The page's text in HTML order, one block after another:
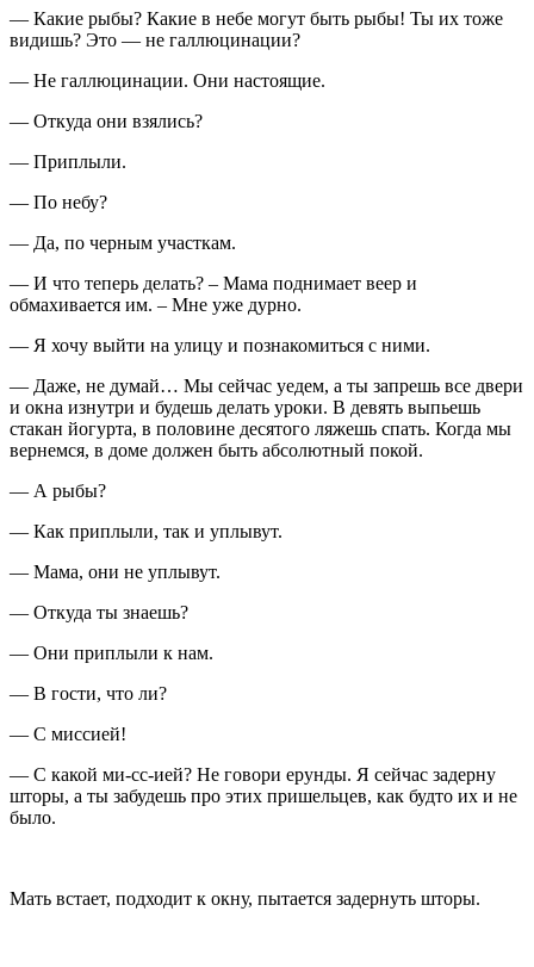
— Какие рыбы? Какие в небе могут быть рыбы! Ты их тоже
видишь? Это — не галлюцинации?
— Не галлюцинации. Они настоящие.
— Откуда они взялись?
— Приплыли.
— По небу?
— Да, по черным участкам.
— И что теперь делать? – Мама поднимает веер и
обмахивается им. – Мне уже дурно.
— Я хочу выйти на улицу и познакомиться с ними.
— Даже, не думай… Мы сейчас уедем, а ты запрешь все двери
и окна изнутри и будешь делать уроки. В девять выпьешь
стакан йогурта, в половине десятого ляжешь спать. Когда мы
вернемся, в доме должен быть абсолютный покой.
— А рыбы?
— Как приплыли, так и уплывут.
— Мама, они не уплывут.
— Откуда ты знаешь?
— Они приплыли к нам.
— В гости, что ли?
— С миссией!
— C какой ми-сс-ией? Не говори ерунды. Я сейчас задерну
шторы, а ты забудешь про этих пришельцев, как будто их и не
было.
Мать встает, подходит к окну, пытается задернуть шторы.